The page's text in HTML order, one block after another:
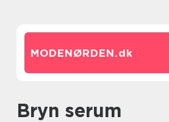
MODENØRDEN.dk
bryn serum